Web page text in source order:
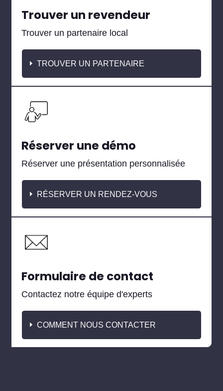
Trouver un revendeur
Trouver un partenaire local
TROUVER UN PARTENAIRE
Réserver une démo
Réserver une présentation personnalisée
RÉSERVER UN RENDEZ-VOUS
Formulaire de contact
Contactez notre équipe d'experts
COMMENT NOUS CONTACTER